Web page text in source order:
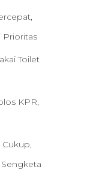
Prioritas
Toilet
KPR,